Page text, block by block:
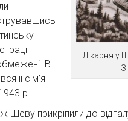
Лікарня у
З
В
її сім’я
р.
Шеву прикріпили до